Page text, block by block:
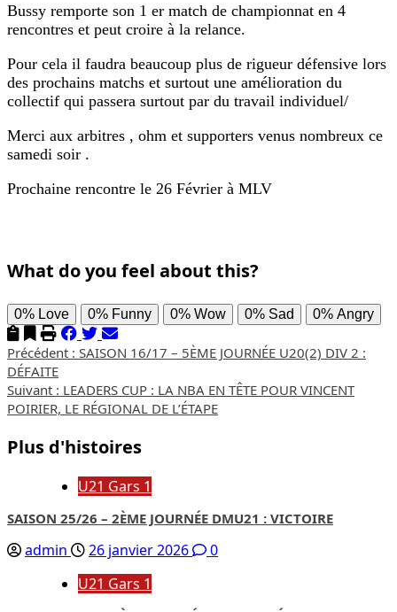
Bussy remporte son 1 er match de championnat en 4
rencontres et peut croire à la relance.
Pour cela il faudra beaucoup plus de rigueur défensive lors
des prochains matchs et surtout une amélioration du
collectif qui passera surtout par du travail individuel/
Merci aux arbitres , ohm et supporters venus nombreux ce
samedi soir .
Prochaine rencontre le 26 Février à MLV
What do you feel about this?
0% Love 0% Funny 0% Wow 0% Sad 0% Angry
Navigation
d’article
Précédent : SAISON 16/17 – 5ÈME JOURNÉE U20(2) DIV 2 :
DÉFAITE
Suivant : LEADERS CUP : LA NBA EN TÊTE POUR VINCENT
POIRIER, LE RÉGIONAL DE L’ÉTAPE
Plus d'histoires
U21 Gars 1
SAISON 25/26 – 2ÈME JOURNÉE DMU21 : VICTOIRE
admin 26 janvier 2026
0
U21 Gars 1